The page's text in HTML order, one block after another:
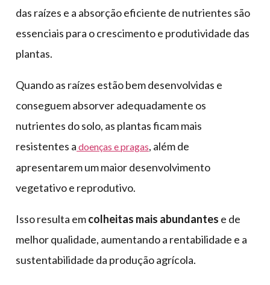
das raízes e a absorção eficiente de nutrientes são
essenciais para o crescimento e produtividade das
plantas.
Quando as raízes estão bem desenvolvidas e
conseguem absorver adequadamente os
nutrientes do solo, as plantas ficam mais
resistentes a doenças e pragas, além de
apresentarem um maior desenvolvimento
vegetativo e reprodutivo.
Isso resulta emcolheitas mais abundantes e de
melhor qualidade, aumentando a rentabilidade e a
sustentabilidade da produção agrícola.